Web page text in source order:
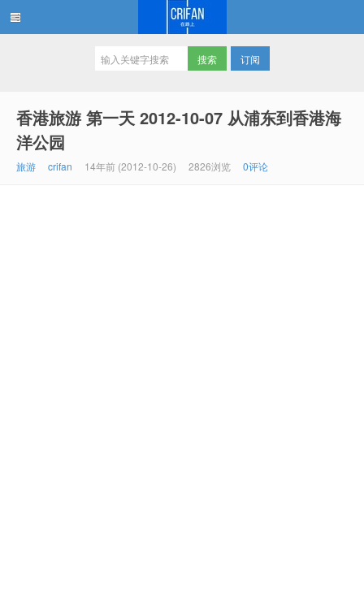
订阅
香港旅游 第一天 2012-10-07 从浦东到香港海
洋公园
旅游 crifan 14年前 (2012-10-26) 2826浏览 0评论